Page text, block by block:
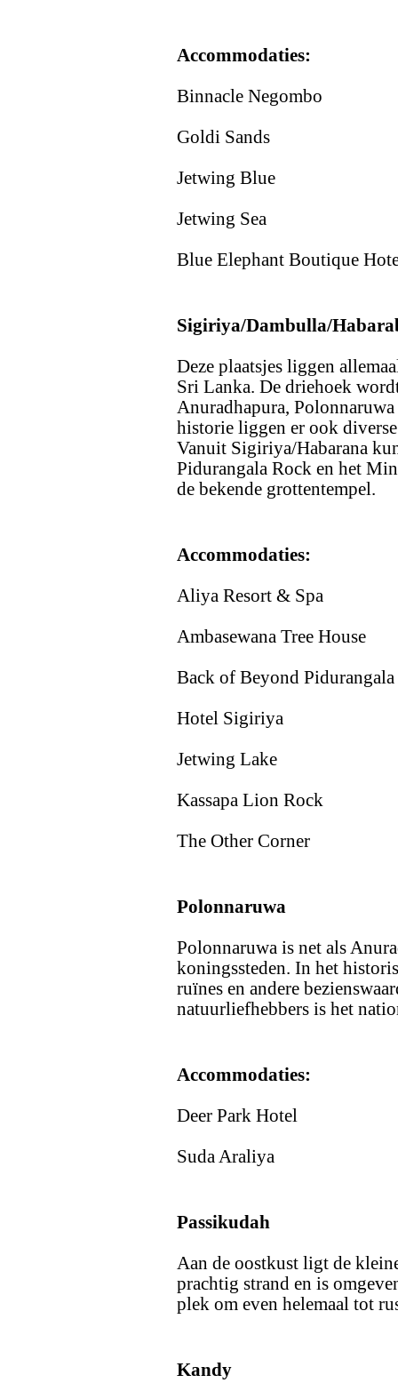
Accommodaties:
Binnacle Negombo
Goldi Sands
Jetwing Blue
Jetwing Sea
Blue Elephant Boutique
Sigiriya/Dambulla/
Deze plaatsjes liggen
Sri Lanka. De driehoek
Anuradhapura,
historie liggen er ook
Vanuit Sigiriya/Habarana
Pidurangala Rock en het
de bekende grottentempel.
Accommodaties:
Aliya Resort & Spa
Ambasewana Tree House
Back of Beyond Pidurangala
Hotel Sigiriya
Jetwing Lake
Kassapa Lion Rock
The Other Corner
Polonnaruwa
Polonnaruwa is net als
koningssteden. In het
ruïnes en andere
natuurliefhebbers is het
Accommodaties:
Deer Park Hotel
Suda Araliya
Passikudah
Aan de oostkust ligt de
prachtig strand en is
plek om even helemaal tot
Kandy